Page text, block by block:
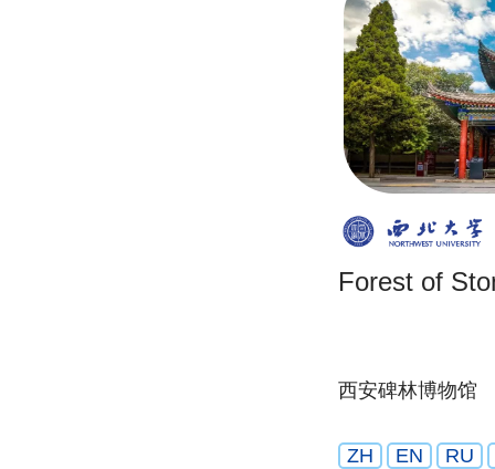
Forest of
西安碑林博物馆
ZH EN RU